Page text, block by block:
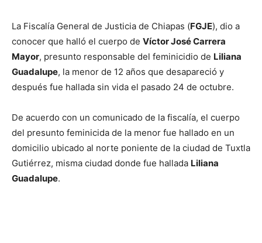
La Fiscalía General de Justicia de Chiapas (FGJE), dio a
conocer que halló el cuerpo de Víctor José Carrera
Mayor, presunto responsable del feminicidio de Liliana
Guadalupe, la menor de 12 años que desapareció y
después fue hallada sin vida el pasado 24 de octubre.
De acuerdo con un comunicado de la fiscalía, el cuerpo
del presunto feminicida de la menor fue hallado en un
domicilio ubicado al norte poniente de la ciudad de Tuxtla
Gutiérrez, misma ciudad donde fue hallada Liliana
Guadalupe.